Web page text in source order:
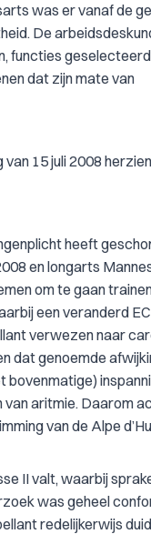
was er vanaf de
De
functies geselecteerd
dat zijn mate van
15 juli 2008
heeft
en longarts
om te gaan
een veranderd
verwezen naar
dat genoemde
bovenmatige)
van aritmie. Daarom
van de Alpe
II valt, waarbij
was geheel
redelijkerwijs